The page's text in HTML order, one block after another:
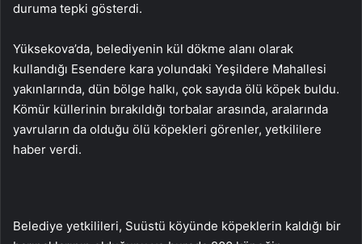
duruma tepki gösterdi.
Yüksekova’da, belediyenin kül dökme alanı olarak
kullandığı Esendere kara yolundaki Yeşildere Mahallesi
yakınlarında, dün bölge halkı, çok sayıda ölü köpek buldu.
Kömür küllerinin bırakıldığı torbalar arasında, aralarında
yavruların da olduğu ölü köpekleri görenler, yetkililere
haber verdi.
Belediye yetkilileri, Suüstü köyünde köpeklerin kaldığı bir